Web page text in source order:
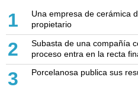
1
Una empresa de cerámica
propietario
2
Subasta de una compañía
proceso entra en la recta
3 Porcelanosa publica sus